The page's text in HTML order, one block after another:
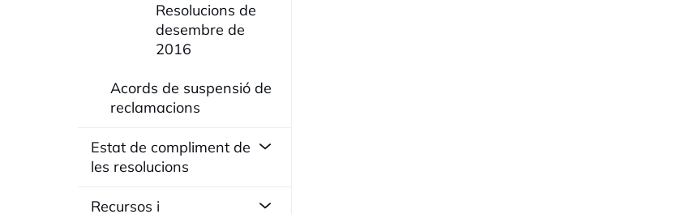
Resolucions de
desembre de
2016
Acords de suspensió de
reclamacions
Estat de compliment de
les resolucions
Recursos i